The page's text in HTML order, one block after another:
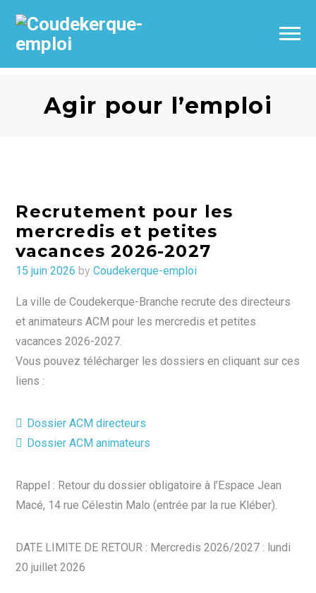
Agir pour l’emploi
Recrutement pour les
mercredis et petites
vacances 2026-2027
Posted
15 juin 2026 byCoudekerque-emploi
La ville de Coudekerque-Branche recrute des directeurs
et animateurs ACM pour les mercredis et petites
vacances 2026-2027.
Vous pouvez télécharger les dossiers en cliquant sur ces
liens :
Dossier ACM directeurs
Dossier ACM animateurs
Rappel : Retour du dossier obligatoire à l’Espace Jean
Macé, 14 rue Célestin Malo (entrée par la rue Kléber).
DATE LIMITE DE RETOUR : Mercredis 2026/2027 : lundi
20 juillet 2026